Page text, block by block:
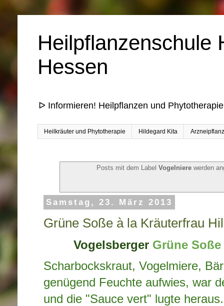
Heilpflanzenschule
Hessen
ᐅ Informieren! Heilpflanzen und
Heilkräuter und Phytotherapie Hildegard Kita
Posts mit dem Label Vogelnierewerden
Samstag, 23. März 2013
Grüne Soße à la Kräuterfrau
Vogelsberger Grüne Soße
Scharbockskraut, Vogelmiere,
genügend Feuchte aufwies, war
und die "Sauce vert" lugte heraus.